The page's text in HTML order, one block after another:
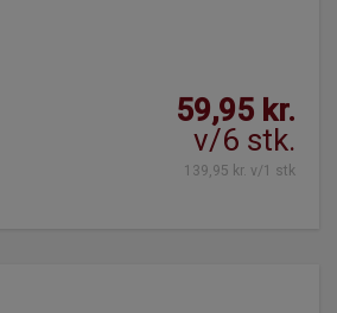
59,95 kr.
v/6 stk.
139,95 kr. v/1 stk